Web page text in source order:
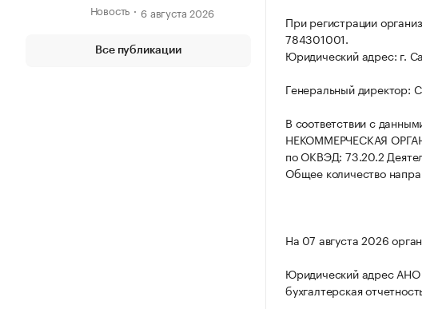
Новость
6 августа 2026
Все публикации
При регистрации
784301001.
Юридический адрес: г.
Генеральный директор:
В соответствии с
НЕКОММЕРЧЕСКАЯ
по ОКВЭД: 73.20.2
Общее количество
На 07 августа 2026
Юридический адрес
бухгалтерская